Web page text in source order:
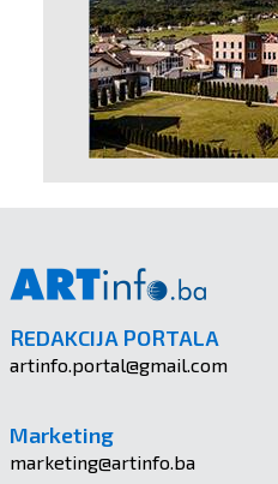
REDAKCIJA PORTALA
artinfo.portal@gmail.com
Marketing
marketing@artinfo.ba